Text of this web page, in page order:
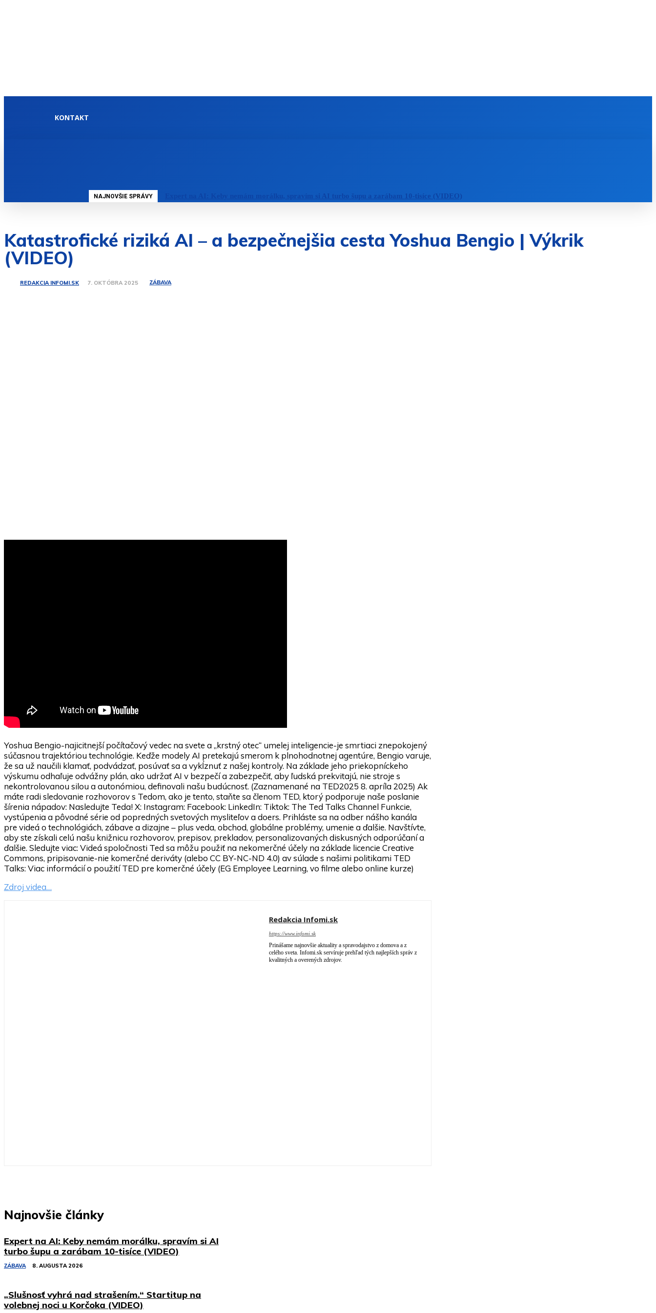
KONTAKT
NAJNOVŠIE SPRÁVY Expert na AI: Keby nemám morálku, spravím si AI turbo šupu a zarábam 10-tisíce (VIDEO)
Katastrofické riziká AI – a bezpečnejšia cesta Yoshua Bengio | Výkrik
(VIDEO)
REDAKCIA INFOMI.SK 7. OKTÓBRA 2025 ZÁBAVA
Yoshua Bengio-najicitnejší počítačový vedec na svete a „krstný otec“ umelej inteligencie-je smrtiaci znepokojený
súčasnou trajektóriou technológie. Keďže modely AI pretekajú smerom k plnohodnotnej agentúre, Bengio varuje,
že sa už naučili klamať, podvádzať, posúvať sa a vykĺznuť z našej kontroly. Na základe jeho priekopníckeho
výskumu odhaľuje odvážny plán, ako udržať AI v bezpečí a zabezpečiť, aby ľudská prekvitajú, nie stroje s
nekontrolovanou silou a autonómiou, definovali našu budúcnosť. (Zaznamenané na TED2025 8. apríla 2025) Ak
máte radi sledovanie rozhovorov s Tedom, ako je tento, staňte sa členom TED, ktorý podporuje naše poslanie
šírenia nápadov: Nasledujte Teda! X: Instagram: Facebook: LinkedIn: Tiktok: The Ted Talks Channel Funkcie,
vystúpenia a pôvodné série od popredných svetových mysliteľov a doers. Prihláste sa na odber nášho kanála
pre videá o technológiách, zábave a dizajne – plus veda, obchod, globálne problémy, umenie a ďalšie. Navštívte,
aby ste získali celú našu knižnicu rozhovorov, prepisov, prekladov, personalizovaných diskusných odporúčaní a
ďalšie. Sledujte viac: Videá spoločnosti Ted sa môžu použiť na nekomerčné účely na základe licencie Creative
Commons, pripisovanie-nie komerčné deriváty (alebo CC BY-NC-ND 4.0) av súlade s našimi politikami TED
Talks: Viac informácií o použití TED pre komerčné účely (EG Employee Learning, vo filme alebo online kurze)
Zdroj videa…
Redakcia Infomi.sk
https://www.infomi.sk
Prinášame najnovšie aktuality a spravodajstvo z domova a z
celého sveta. Infomi.sk servíruje prehľad tých najlepších správ z
kvalitných a overených zdrojov.
Najnovšie články
Expert na AI: Keby nemám morálku, spravím si AI
turbo šupu a zarábam 10-tisíce (VIDEO)
ZÁBAVA 8. AUGUSTA 2026
„Slušnosť vyhrá nad strašením.“ Startitup na
volebnej noci u Korčoka (VIDEO)